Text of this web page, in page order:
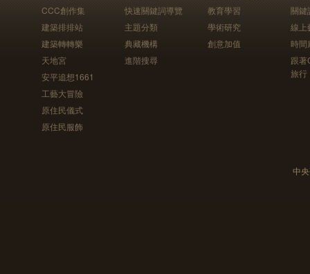
CCC創作集
建築排排站
建築轉轉樂
天地宮
安平追想1661
工藝大冒險
原住民儀式
原住民服飾
快速關鍵詞導覽
主題分類
典藏機構
進階搜尋
教育學習
學術研究
創意加值
關鍵
線上
時間
跟
旅行
中